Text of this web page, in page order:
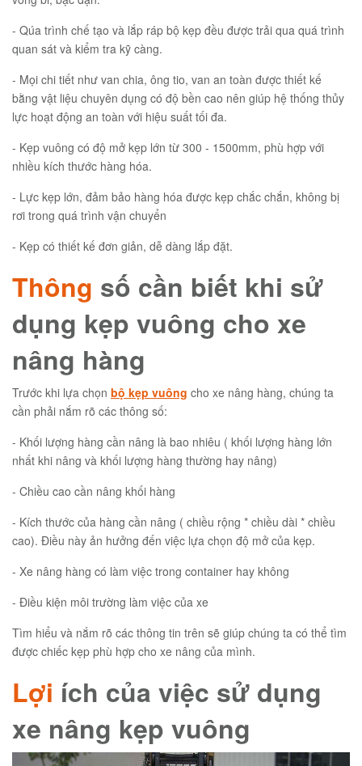
- Qúa trình chế tạo và lắp ráp bộ kẹp đều được trải qua quá trình
quan sát và kiểm tra kỹ càng.
- Mọi chi tiết như van chia, ông tio, van an toàn được thiết kế
bằng vật liệu chuyên dụng có độ bền cao nên giúp hệ thống thủy
lực hoạt động an toàn với hiệu suất tối đa.
- Kẹp vuông có độ mở kẹp lớn từ 300 - 1500mm, phù hợp với
nhiều kích thước hàng hóa.
- Lực kẹp lớn, đảm bảo hàng hóa được kẹp chắc chắn, không bị
rơi trong quá trình vận chuyển
- Kẹp có thiết kế đơn giản, dễ dàng lắp đặt.
Thông số cần biết khi sử
dụng kẹp vuông cho xe
nâng hàng
Trước khi lựa chọn bộ kẹp vuông cho xe nâng hàng, chúng ta
cần phải nắm rõ các thông số:
- Khối lượng hàng cần nâng là bao nhiêu ( khối lượng hàng lớn
nhất khi nâng và khối lượng hàng thường hay nâng)
- Chiều cao cần nâng khối hàng
- Kích thước của hàng cần nâng ( chiều rộng * chiều dài * chiều
cao). Điều này ản hưởng đến việc lựa chọn độ mở của kẹp.
- Xe nâng hàng có làm việc trong container hay không
- Điều kiện môi trường làm việc của xe
Tìm hiểu và nắm rõ các thông tin trên sẽ giúp chúng ta có thể tìm
được chiếc kẹp phù hợp cho xe nâng của mình.
Lợi ích của việc sử dụng
xe nâng kẹp vuông